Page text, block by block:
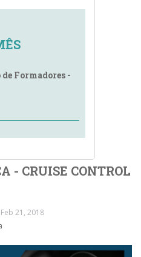
Formadores -
- CRUISE CONTROL
21, 2018